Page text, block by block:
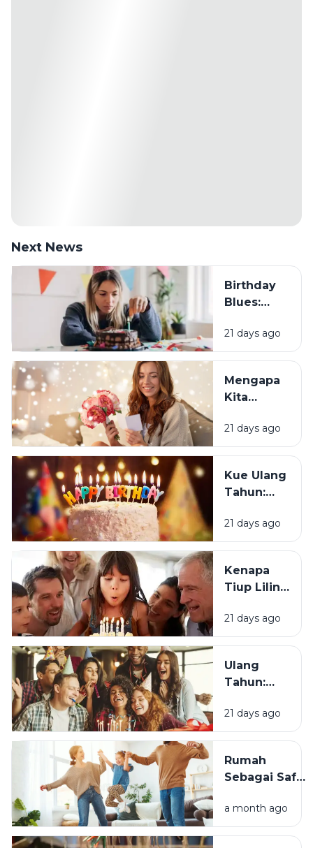
Next News
Birthday
Blues:
Sebagian
Orang
Merasa
Sedih Saat
Tahun?
21 days ago
Mengapa
Kita
Mendapat
Ucapan
Tahun?
21 days ago
Kue Ulang
Tahun:
Tradisi Ini
Berawal?
21 days ago
Kenapa
Tiup Lilin
Tradisi
Saat Ulang
21 days ago
Ulang
Tahun:
Momen
Bertambah
Terasa
Istimewa?
21 days ago
Rumah
Sebagai Safe
Mengapa
Lingkungan
a month ago